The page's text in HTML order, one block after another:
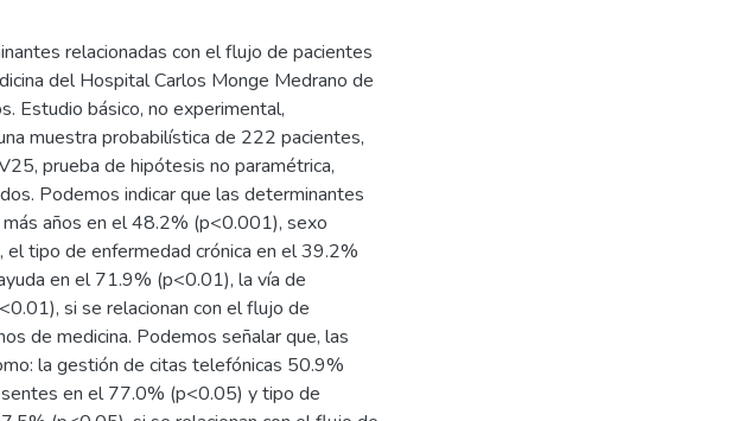
relacionadas con el flujo de pacientes
del Hospital Carlos Monge Medrano de
Estudio básico, no experimental,
muestra probabilística de 222 pacientes,
prueba de hipótesis no paramétrica,
Podemos indicar que las determinantes
años en el 48.2% (p<0.001), sexo
tipo de enfermedad crónica en el 39.2%
en el 71.9% (p<0.01), la vía de
si se relacionan con el flujo de
de medicina. Podemos señalar que, las
la gestión de citas telefónicas 50.9%
en el 77.0% (p<0.05) y tipo de